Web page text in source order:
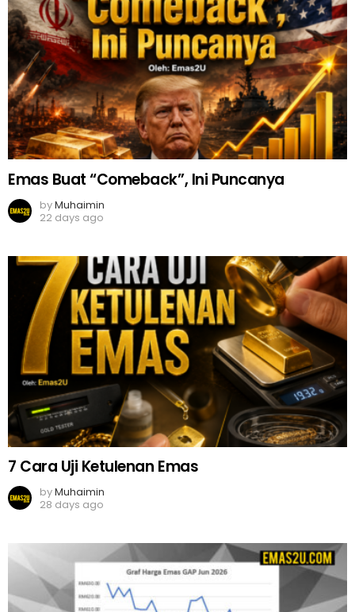
Emas Buat “Comeback”, Ini Puncanya
byMuhaimin
22 days ago
7 Cara Uji Ketulenan Emas
byMuhaimin
28 days ago